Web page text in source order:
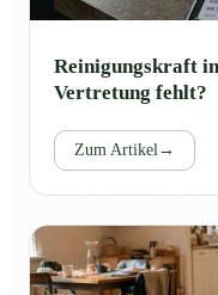
Reinigungskraft
Vertretung fehlt?
Zum Artikel→